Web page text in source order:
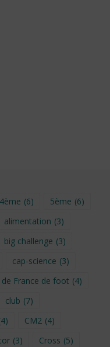
4ème (6) 5ème (6)
alimentation (3)
big challenge (3)
cap-science (3)
France de foot (4)
club (7)
CM2 (4)
(3) Cross (5)